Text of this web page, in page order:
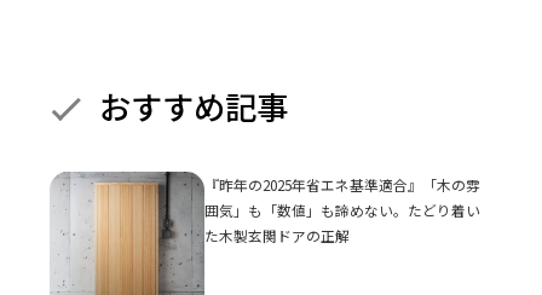
おすすめ記事
『昨年の2025年省エネ基準適合』「木の雰
囲気」も「数値」も諦めない。たどり着い
た木製玄関ドアの正解